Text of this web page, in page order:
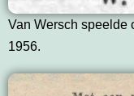
Van Wersch speelde
1956.